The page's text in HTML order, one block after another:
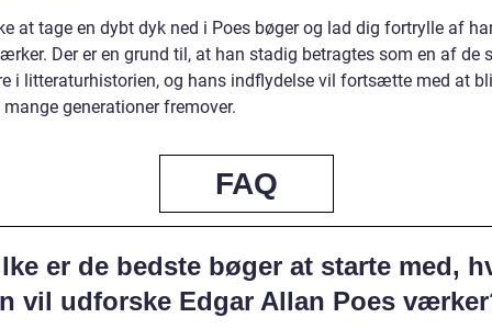
at tage en dybt dyk ned i Poes bøger og lad dig fortrylle af
Der er en grund til, at han stadig betragtes som en af de
i litteraturhistorien, og hans indflydelse vil fortsætte med at
generationer fremover.
FAQ
er de bedste bøger at starte med,
vil udforske Edgar Allan Poes